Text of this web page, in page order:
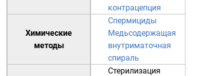
контрацепция
Химические
методы
Спермициды
Медьсодержащая
внутриматочная
спираль
Стерилизация